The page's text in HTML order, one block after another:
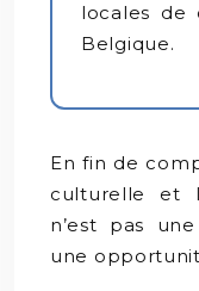
locales de
Belgique.
En fin de
culturelle et
n’est pas
une